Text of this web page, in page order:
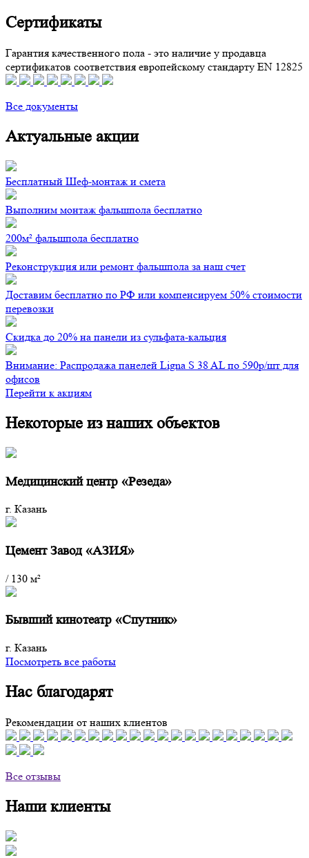
Сертификаты
Гарантия качественного пола - это наличие у продавца
сертификатов соответствия европейскому стандарту EN 12825
Все документы
Актуальные акции
Бесплатный Шеф-монтаж и смета
Выполним монтаж фальшпола бесплатно
200м² фальшпола бесплатно
Реконструкция или ремонт фальшпола за наш счет
Доставим бесплатно по РФ или компенсируем 50% стоимости
перевозки
Скидка до 20% на панели из сульфата-кальция
Внимание: Распродажа панелей Ligna S 38 AL по 590р/шт для
офисов
Перейти к акциям
Некоторые из наших объектов
Медицинский центр «Резеда»
г. Казань
Цемент Завод «АЗИЯ»
/130 м²
Бывший кинотеатр «Спутник»
г. Казань
Посмотреть все работы
Нас благодарят
Рекомендации от наших клиентов
Все отзывы
Наши клиенты